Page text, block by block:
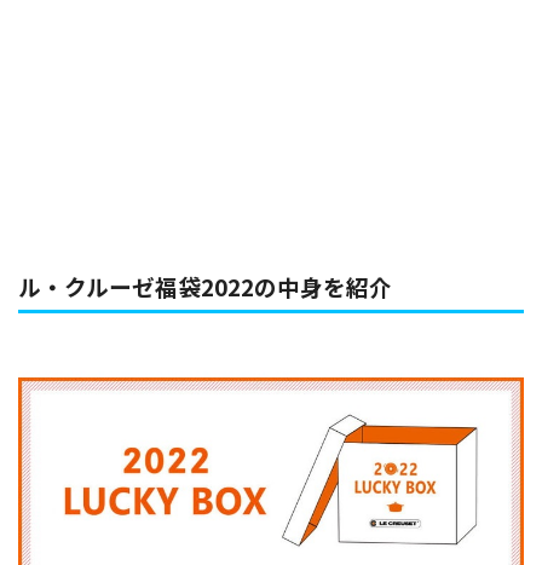
ル・クルーゼ福袋2022の中身を紹介